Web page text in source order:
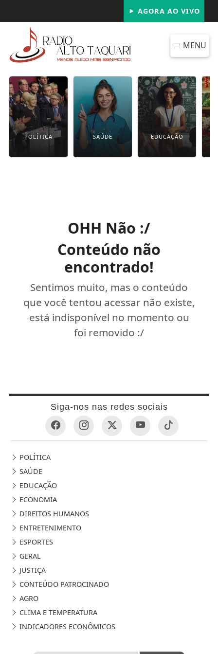
AGORA AO VIVO
MENU
POLÍTICA SAÚDE EDUCAÇÃO
OHH Não :/
Conteúdo não
encontrado!
Sentimos muito, mas o conteúdo
que você tentou acessar não existe,
está indisponível no momento ou
foi removido :/
Siga-nos nas redes sociais
POLÍTICA
SAÚDE
EDUCAÇÃO
ECONOMIA
DIREITOS HUMANOS
ENTRETENIMENTO
ESPORTES
GERAL
JUSTIÇA
CONTEÚDO PATROCINADO
AGRO
CLIMA E TEMPERATURA
INDICADORES ECONÔMICOS